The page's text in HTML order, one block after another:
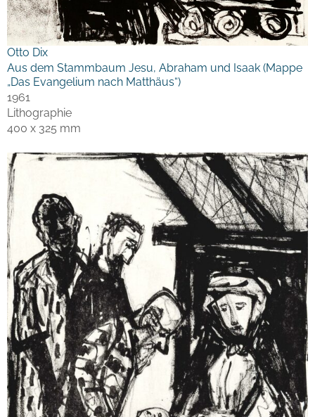
Otto Dix
Aus dem Stammbaum Jesu, Abraham und Isaak (Mappe
„Das Evangelium nach Matthäus“)
1961
Lithographie
400 x 325 mm